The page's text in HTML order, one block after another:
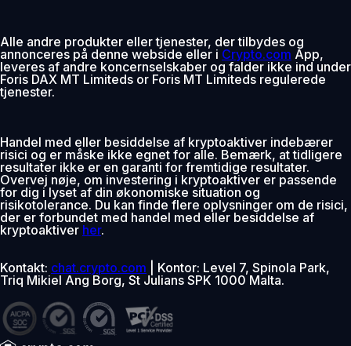
Alle andre produkter eller tjenester, der tilbydes og
annonceres på denne webside eller i Crypto.com App,
leveres af andre koncernselskaber og falder ikke ind under
Foris DAX MT Limiteds or Foris MT Limiteds regulerede
tjenester.
Handel med eller besiddelse af kryptoaktiver indebærer
risici og er måske ikke egnet for alle. Bemærk, at tidligere
resultater ikke er en garanti for fremtidige resultater.
Overvej nøje, om investering i kryptoaktiver er passende
for dig i lyset af din økonomiske situation og
risikotolerance. Du kan finde flere oplysninger om de risici,
der er forbundet med handel med eller besiddelse af
kryptoaktiver her.
Kontakt: chat.crypto.com | Kontor: Level 7, Spinola Park,
Triq Mikiel Ang Borg, St Julians SPK 1000 Malta.